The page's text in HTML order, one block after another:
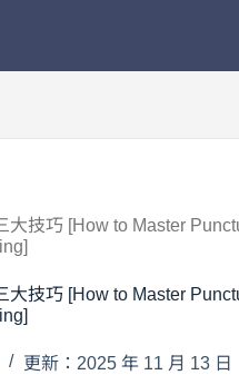
技巧 [How to Master
技巧 [How to Master
更新：2025 年 11 月 13 日